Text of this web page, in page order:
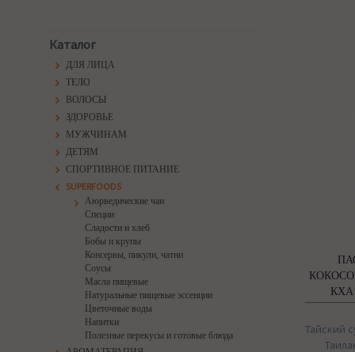
Каталог
ДЛЯ ЛИЦА
ТЕЛО
ВОЛОСЫ
ЗДОРОВЬЕ
МУЖЧИНАМ
ДЕТЯМ
СПОРТИВНОЕ ПИТАНИЕ
SUPERFOODS
Аюрведические чаи
Специи
Сладости и хлеб
Бобы и крупы
Консервы, пикули, чатни
Соусы
Масла пищевые
Натуральные пищевые эссенции
Цветочные воды
Напитки
Полезные перекусы и готовые блюда
КХА
Тайский